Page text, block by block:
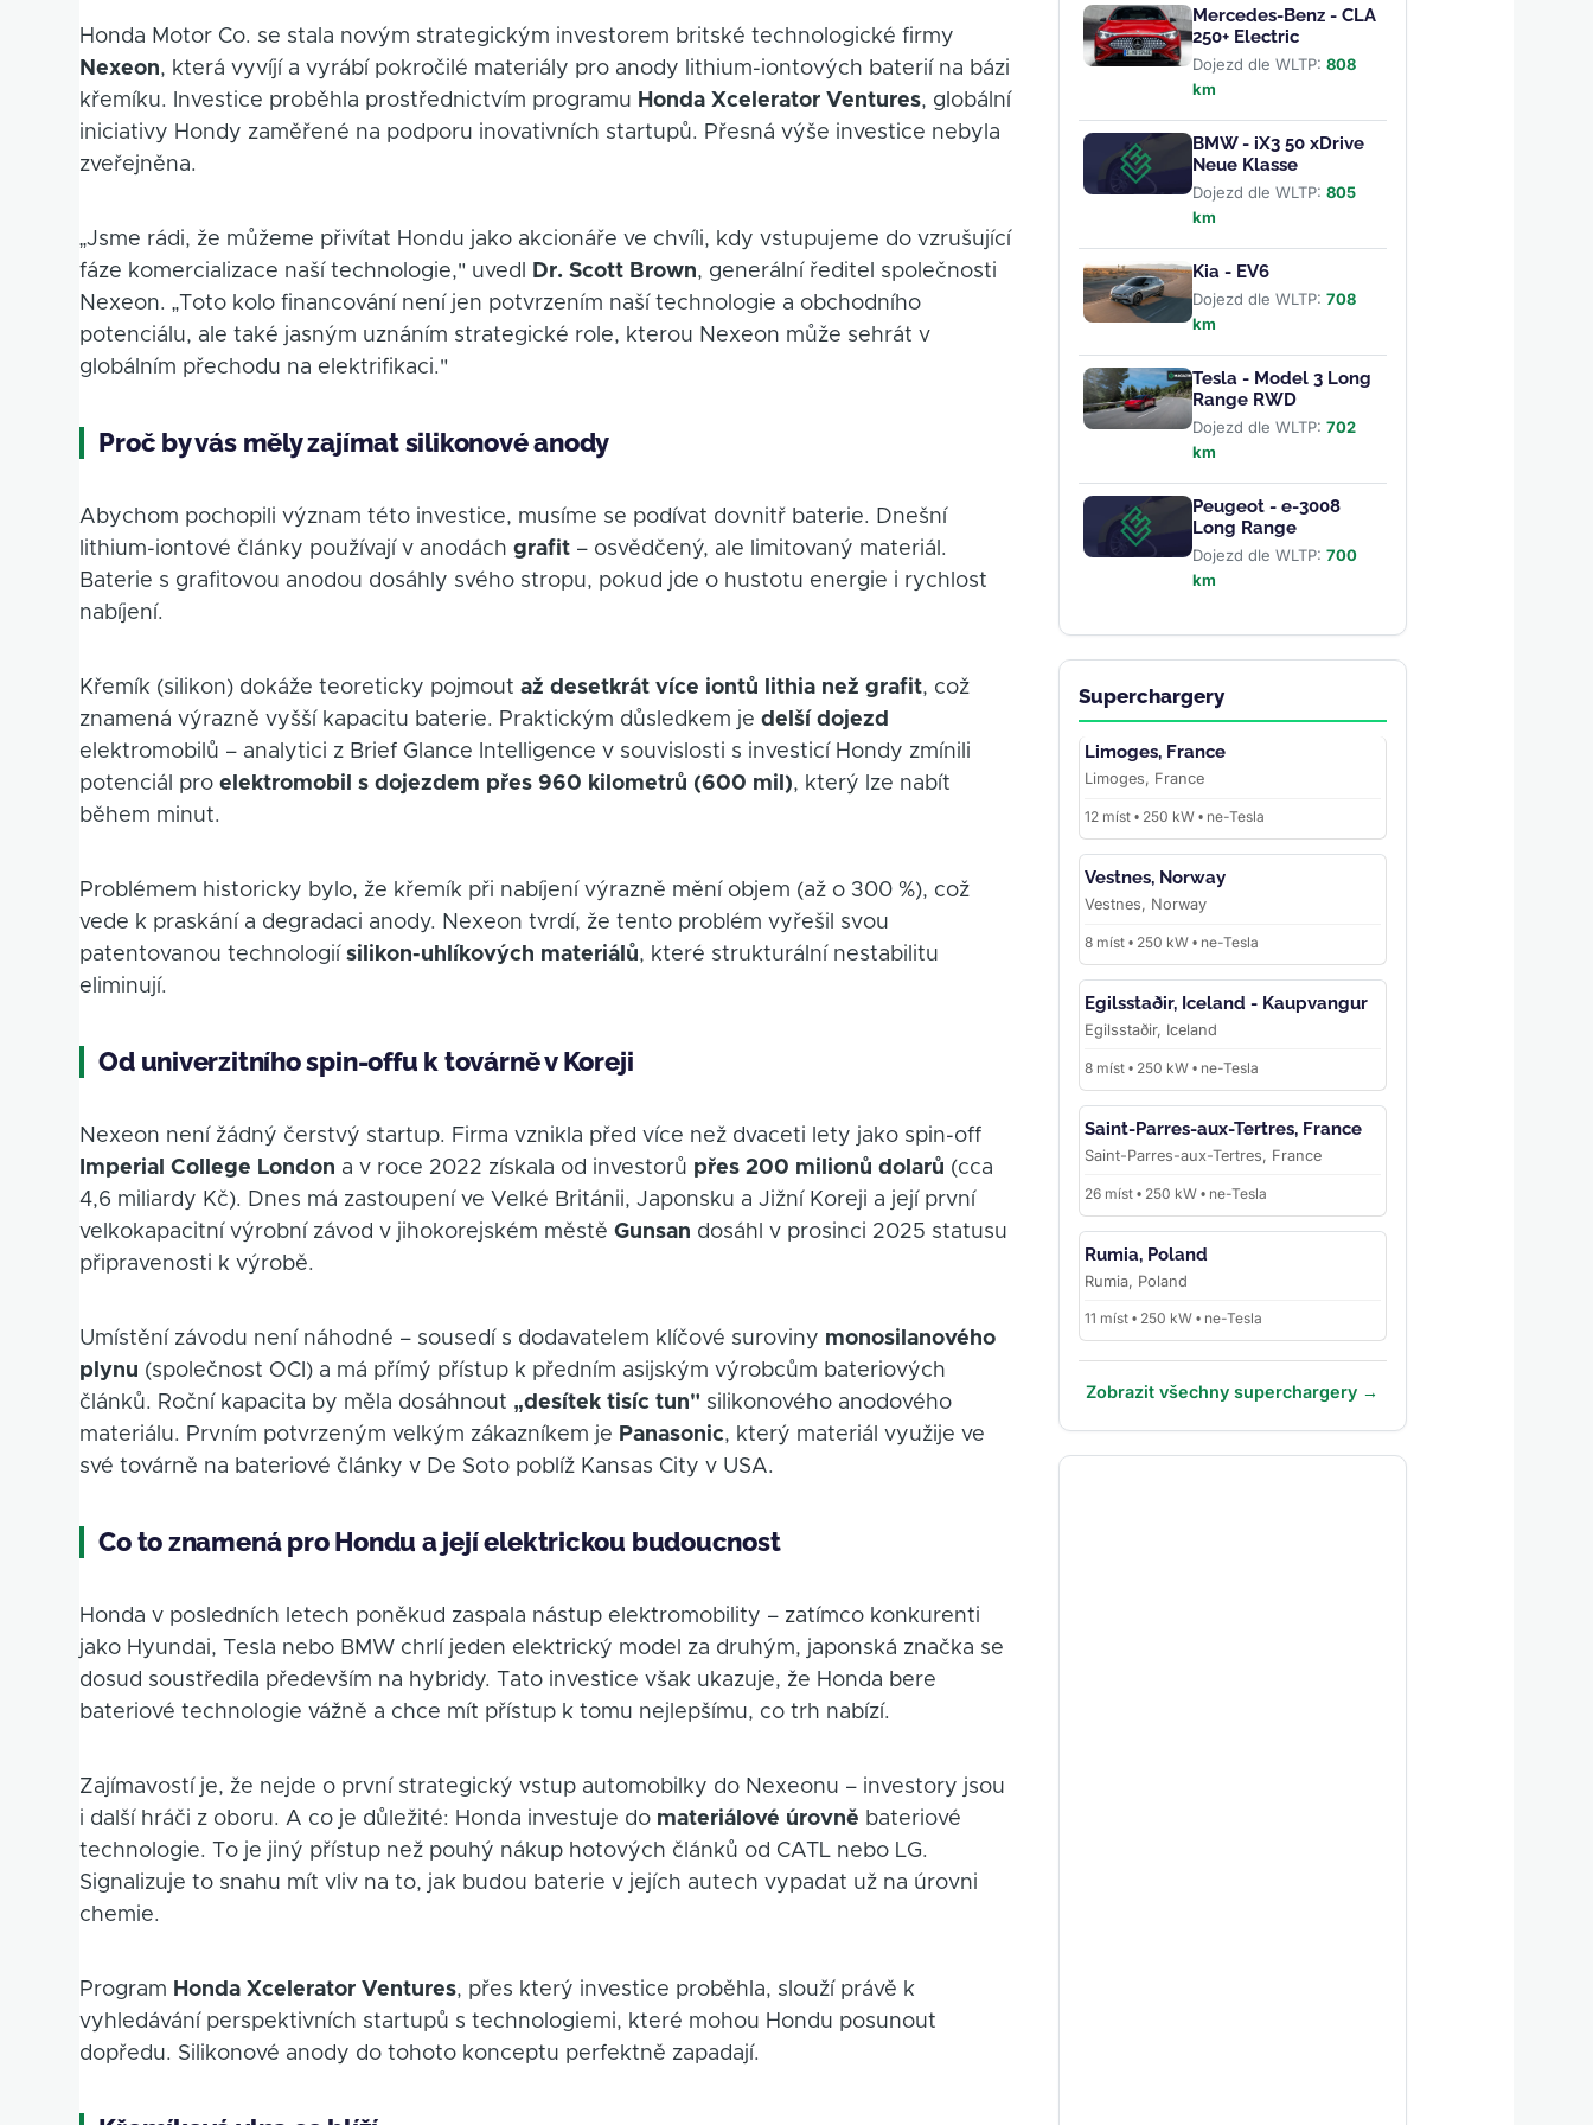
Honda Motor Co. se stala novým strategickým investorem britské technologické firmy
Nexeon, která vyvíjí a vyrábí pokročilé materiály pro anody lithium-iontových baterií na bázi
křemíku. Investice proběhla prostřednictvím programu Honda Xcelerator Ventures, globální
iniciativy Hondy zaměřené na podporu inovativních startupů. Přesná výše investice nebyla
zveřejněna.
„Jsme rádi, že můžeme přivítat Hondu jako akcionáře ve chvíli, kdy vstupujeme do vzrušující
fáze komercializace naší technologie," uvedl
Dr. Scott Brown, generální ředitel společnosti
Nexeon. „Toto kolo financování není jen potvrzením naší technologie a obchodního
potenciálu, ale také jasným uznáním strategické role, kterou Nexeon může sehrát v
globálním přechodu na elektrifikaci."
Proč by vás měly zajímat silikonové anody
Abychom pochopili význam této investice, musíme se podívat dovnitř baterie. Dnešní
lithium-iontové články používají v anodáchgrafit – osvědčený, ale limitovaný materiál.
Baterie s grafitovou anodou dosáhly svého stropu, pokud jde o hustotu energie i rychlost
nabíjení.
Křemík (silikon) dokáže teoreticky pojmoutaž desetkrát více iontů lithia než grafit, což
znamená výrazně vyšší kapacitu baterie. Praktickým důsledkem jedelší dojezd
elektromobilů – analytici z Brief Glance Intelligence v souvislosti s investicí Hondy zmínili
potenciál proelektromobil s dojezdem přes 960 kilometrů (600 mil), který lze nabít
během minut.
Problémem historicky bylo, že křemík při nabíjení výrazně mění objem (až o 300 %), což
vede k praskání a degradaci anody. Nexeon tvrdí, že tento problém vyřešil svou
patentovanou technologiísilikon-uhlíkových materiálů, které strukturální nestabilitu
eliminují.
Od univerzitního spin-offu k továrně v Koreji
Nexeon není žádný čerstvý startup. Firma vznikla před více než dvaceti lety jako spin-off
Imperial College London a v roce 2022 získala od investorů přes 200 milionů dolarů (cca
4,6 miliardy Kč). Dnes má zastoupení ve Velké Británii, Japonsku a Jižní Koreji a její první
velkokapacitní výrobní závod v jihokorejském městěGunsan dosáhl v prosinci 2025 statusu
připravenosti k výrobě.
Umístění závodu není náhodné – sousedí s dodavatelem klíčové suroviny monosilanového
plynu (společnost OCI) a má přímý přístup k předním asijským výrobcům bateriových
článků. Roční kapacita by měla dosáhnout „desítek tisíc tun" silikonového anodového
materiálu. Prvním potvrzeným velkým zákazníkem je Panasonic, který materiál využije ve
své továrně na bateriové články v De Soto poblíž Kansas City v USA.
Co to znamená pro Hondu a její elektrickou budoucnost
Honda v posledních letech poněkud zaspala nástup elektromobility – zatímco konkurenti
jako Hyundai, Tesla nebo BMW chrlí jeden elektrický model za druhým, japonská značka se
dosud soustředila především na hybridy. Tato investice však ukazuje, že Honda bere
bateriové technologie vážně a chce mít přístup k tomu nejlepšímu, co trh nabízí.
Zajímavostí je, že nejde o první strategický vstup automobilky do Nexeonu – investory jsou
i další hráči z oboru. A co je důležité: Honda investuje do materiálové úrovně bateriové
technologie. To je jiný přístup než pouhý nákup hotových článků od CATL nebo LG.
Signalizuje to snahu mít vliv na to, jak budou baterie v jejích autech vypadat už na úrovni
chemie.
Program Honda Xcelerator Ventures, přes který investice proběhla, slouží právě k
vyhledávání perspektivních startupů s technologiemi, které mohou Hondu posunout
dopředu. Silikonové anody do tohoto konceptu perfektně zapadají.
Mercedes-Benz - CLA
250+ Electric
Dojezd dle WLTP: 808
km
BMW - iX3 50 xDrive
Neue Klasse
Dojezd dle WLTP: 805
km
Kia - EV6
Dojezd dle WLTP: 708
km
Tesla - Model 3 Long
Range RWD
Dojezd dle WLTP: 702
km
Peugeot - e-3008
Long Range
Dojezd dle WLTP: 700
km
Superchargery
Limoges, France
Limoges, France
12 míst • 250 kW • ne-Tesla
Vestnes, Norway
Vestnes, Norway
8 míst • 250 kW • ne-Tesla
Egilsstaðir, Iceland - Kaupvangur
Egilsstaðir, Iceland
8 míst • 250 kW • ne-Tesla
Saint-Parres-aux-Tertres, France
Saint-Parres-aux-Tertres, France
26 míst • 250 kW • ne-Tesla
Rumia, Poland
Rumia, Poland
11 míst • 250 kW • ne-Tesla
Zobrazit všechny superchargery →